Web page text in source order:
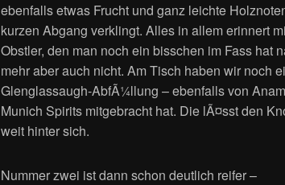
ebenfalls etwas Frucht und ganz leichte
kurzen Abgang verklingt. Alles in allem erinnert
Obstler, den man noch ein bisschen im Fass hat
mehr aber auch nicht. Am Tisch haben wir noch
Glenglassaugh-AbfÃ¼llung – ebenfalls von
Munich Spirits mitgebracht hat. Die lÃ¤sst den
weit hinter sich.
Nummer zwei ist dann schon deutlich reifer –